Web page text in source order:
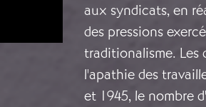
aux syndicats, en
des pressions
traditionalisme.
l'apathie des
et 1945, le nombre